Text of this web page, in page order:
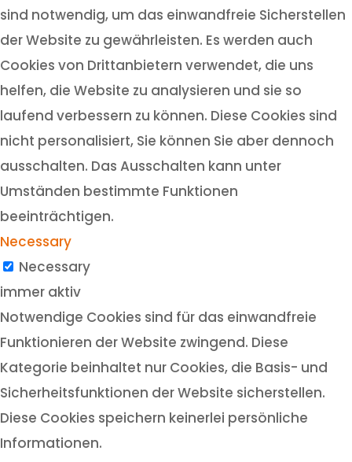
sind notwendig, um das einwandfreie Sicherstellen
der Website zu gewährleisten. Es werden auch
Cookies von Drittanbietern verwendet, die uns
helfen, die Website zu analysieren und sie so
laufend verbessern zu können. Diese Cookies sind
nicht personalisiert, Sie können Sie aber dennoch
ausschalten. Das Ausschalten kann unter
Umständen bestimmte Funktionen
beeinträchtigen.
Necessary
Necessary
immer aktiv
Notwendige Cookies sind für das einwandfreie
Funktionieren der Website zwingend. Diese
Kategorie beinhaltet nur Cookies, die Basis- und
Sicherheitsfunktionen der Website sicherstellen.
Diese Cookies speichern keinerlei persönliche
Informationen.